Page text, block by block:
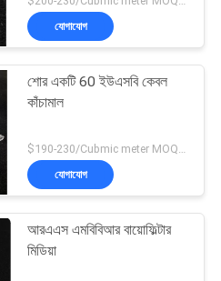
যোগাযোগ
শোর একটি 60 ইউএসবি কেবল
কাঁচামাল
যোগাযোগ
আরএএস এমবিবিআর বায়োফিল্টার
মিডিয়া